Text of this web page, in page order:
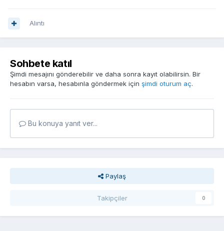
Alıntı
Sohbete katıl
Şimdi mesajını gönderebilir ve daha sonra kayıt olabilirsin. Bir
hesabın varsa, hesabınla göndermek için şimdi oturum aç.
Bu konuya yanıt ver...
Paylaş
Takipçiler 0